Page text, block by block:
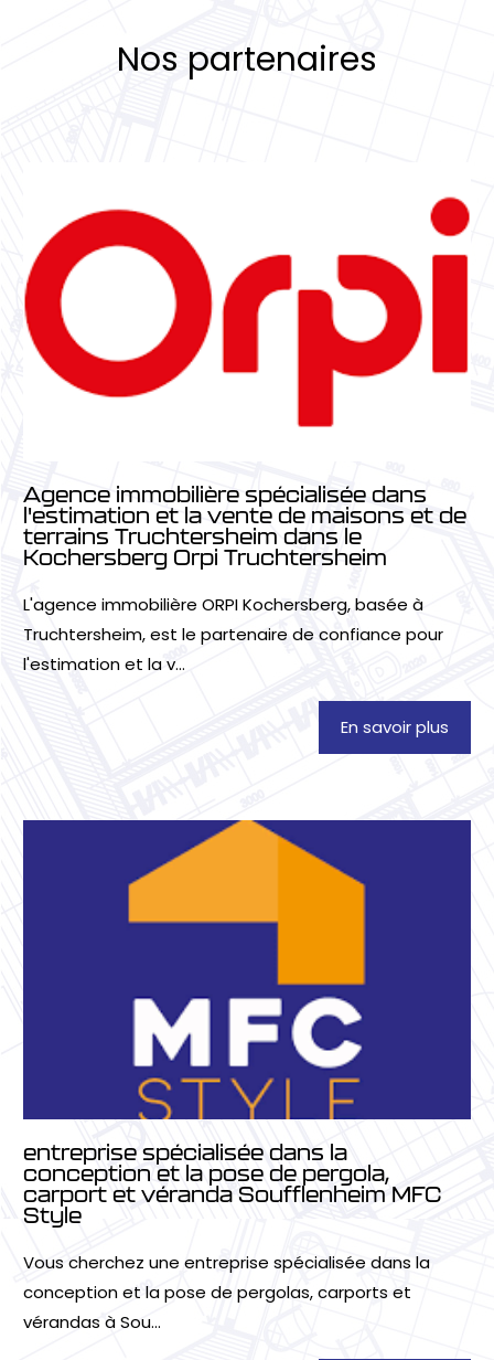
Nos partenaires
Agence immobilière spécialisée dans
l'estimation et la vente de maisons et de
terrains Truchtersheim dans le
Kochersberg Orpi Truchtersheim
L'agence immobilière ORPI Kochersberg, basée à
Truchtersheim, est le partenaire de confiance pour
l'estimation et la v...
En savoir plus
entreprise spécialisée dans la
conception et la pose de pergola,
carport et véranda Soufflenheim MFC
Style
Vous cherchez une entreprise spécialisée dans la
conception et la pose de pergolas, carports et
vérandas à Sou...